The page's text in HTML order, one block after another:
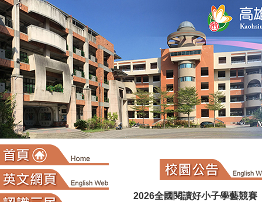
:::
2026全國閱讀好小子學藝競賽